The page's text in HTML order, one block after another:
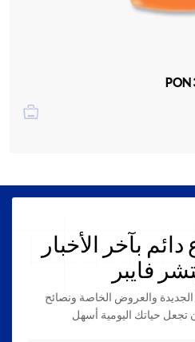
بآخر الأخبار
فايبر
والعروض الخاصة ونصائح